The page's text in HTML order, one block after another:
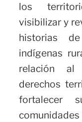
los
visibilizar y
historias
indígenas
relación al
derechos
fortalecer